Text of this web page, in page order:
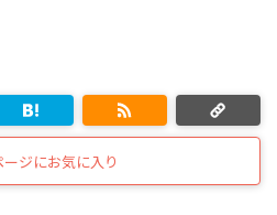
ージにお気に入り